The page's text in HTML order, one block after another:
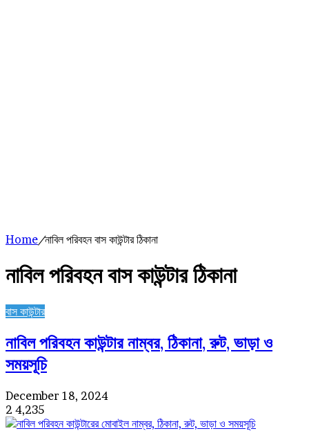
Home/নাবিল পরিবহন বাস কাউন্টার ঠিকানা
নাবিল পরিবহন বাস কাউন্টার ঠিকানা
বাস কাউন্টার
নাবিল পরিবহন কাউন্টার নাম্বর, ঠিকানা, রুট, ভাড়া ও
সময়সূচি
December 18, 2024
2 4,235